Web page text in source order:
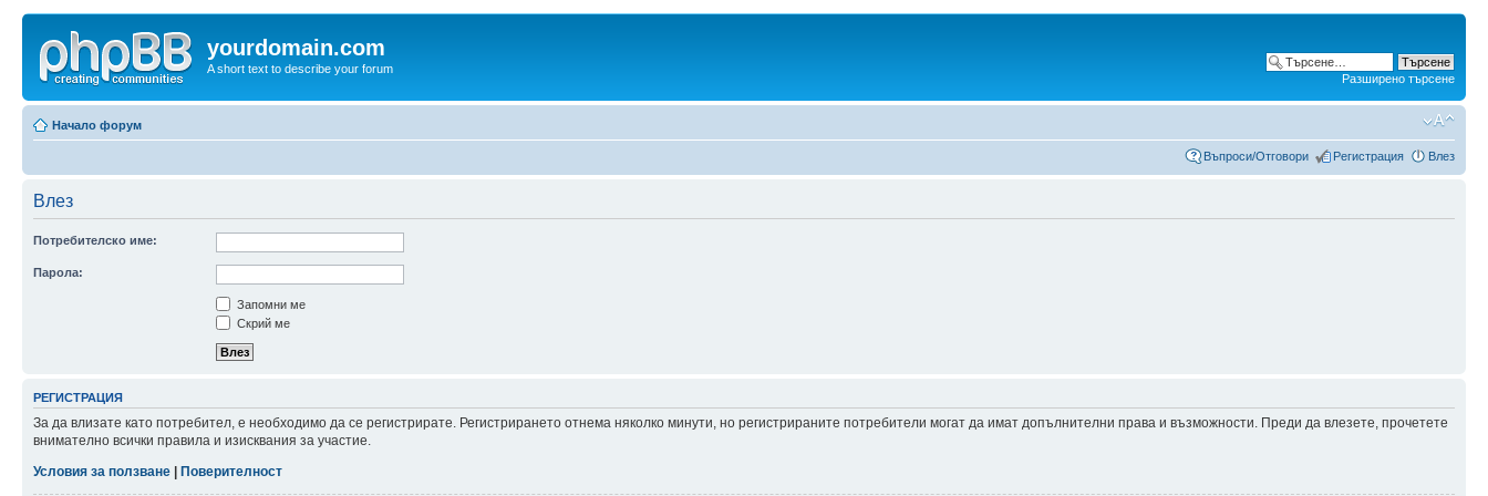
yourdomain.com
A short text to describe your forum
Разширено търсене
Начало форум
Въпроси/Отговори Регистрация Влез
Влез
Потребителско име:
Парола:
Запомни ме
Скрий ме
РЕГИСТРАЦИЯ
За да влизате като потребител, е необходимо да се регистрирате. Регистрирането отнема няколко минути, но регистрираните потребители могат да имат допълнителни права и възможности. Преди да влезете, прочетете
внимателно всички правила и изисквания за участие.
Условия за ползване
Поверителност